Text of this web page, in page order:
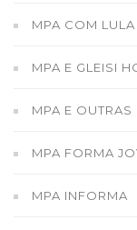
MPA COM LULA
MPA E GLEISI
MPA E
MPA FORMA
MPA INFORMA